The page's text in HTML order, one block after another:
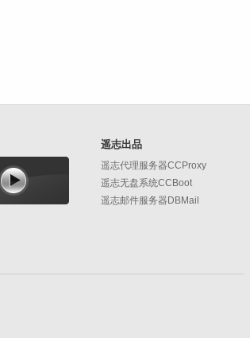
遥志出品
遥志代理服务器CCProxy
遥志无盘系统CCBoot
遥志邮件服务器DBMail